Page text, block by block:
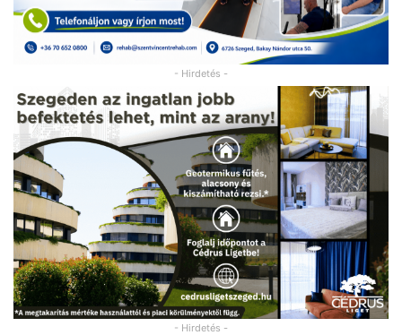
- Hirdetés -
- Hirdetés -